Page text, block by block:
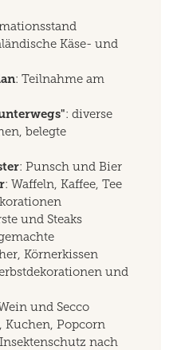
Käse- und
: Teilnahme am
: diverse
belegte
: Punsch und Bier
: Waffeln, Kaffee, Tee
und Steaks
Körnerkissen
und
und Secco
Kuchen, Popcorn
nach